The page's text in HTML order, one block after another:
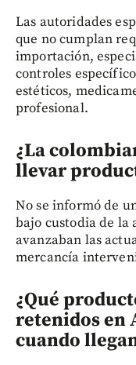
Las autoridades
que no cumplan
importación,
controles
estéticos,
profesional.
¿La
llevar
No se informó de
bajo custodia de la
avanzaban las
mercancía
¿Qué
retenidos en
cuando